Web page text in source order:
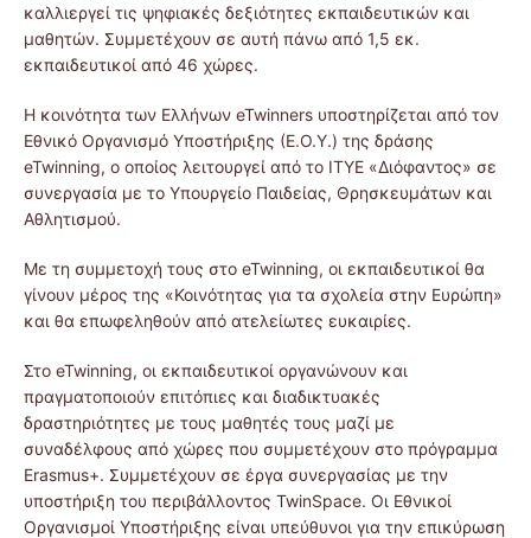
καλλιεργεί τις ψηφιακές δεξιότητες εκπαιδευτικών και
μαθητών. Συμμετέχουν σε αυτή πάνω από 1,5 εκ.
εκπαιδευτικοί από 46 χώρες.
Η κοινότητα των Ελλήνων eTwinners υποστηρίζεται από τον
Εθνικό Οργανισμό Υποστήριξης (Ε.Ο.Υ.) της δράσης
eTwinning, ο οποίος λειτουργεί από το ΙΤΥΕ «Διόφαντος» σε
συνεργασία με το Υπουργείο Παιδείας, Θρησκευμάτων και
Αθλητισμού.
Με τη συμμετοχή τους στο eTwinning, οι εκπαιδευτικοί θα
γίνουν μέρος της «Κοινότητας για τα σχολεία στην Ευρώπη»
και θα επωφεληθούν από ατελείωτες ευκαιρίες.
Στο eTwinning, οι εκπαιδευτικοί οργανώνουν και
πραγματοποιούν επιτόπιες και διαδικτυακές
δραστηριότητες με τους μαθητές τους μαζί με
συναδέλφους από χώρες που συμμετέχουν στο πρόγραμμα
Erasmus+. Συμμετέχουν σε έργα συνεργασίας με την
υποστήριξη του περιβάλλοντος TwinSpace. Οι Εθνικοί
Οργανισμοί Υποστήριξης είναι υπεύθυνοι για την επικύρωση